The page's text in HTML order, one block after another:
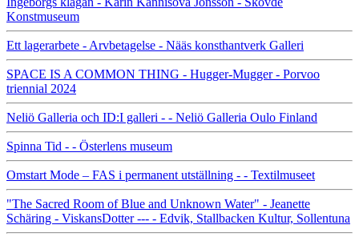
Konstmuseum
Ett lagerarbete - Arvbetagelse - Nääs konsthantverk Galleri
SPACE IS A COMMON THING - Hugger-Mugger - Porvoo
triennial 2024
Neliö Galleria och ID:I galleri - - Neliö Galleria Oulo Finland
Spinna Tid - - Österlens museum
Omstart Mode – FAS i permanent utställning - - Textilmuseet
"The Sacred Room of Blue and Unknown Water" - Jeanette
Schäring - ViskansDotter --- - Edvik, Stallbacken Kultur, Sollentuna